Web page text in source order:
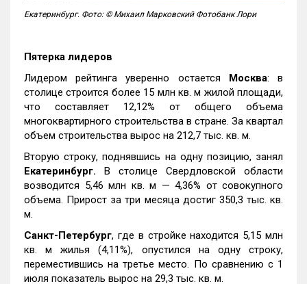
Екатеринбург. Фото: © Михаил Марковский Фотобанк Лори
Пятерка лидеров
Лидером рейтинга уверенно остается Москва: в
столице строится более 15 млн кв. м жилой площади,
что составляет 12,12% от общего объема
многоквартирного строительства в стране. За квартал
объем строительства вырос на 212,7 тыс. кв. м.
Вторую строку, поднявшись на одну позицию, занял
Екатеринбург. В столице Свердловской области
возводится 5,46 млн кв. м — 4,36% от совокупного
объема. Прирост за три месяца достиг 350,3 тыс. кв.
м.
Санкт-Петербург, где в стройке находится 5,15 млн
кв. м жилья (4,11%), опустился на одну строку,
переместившись на третье место. По сравнению с 1
июля показатель вырос на 29,3 тыс. кв. м.